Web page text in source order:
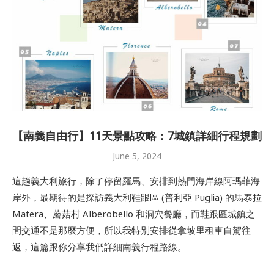
【南義自由行】11天景點攻略：7城鎮詳細行程規劃
June 5, 2024
這趟義大利旅行，除了停留羅馬、安排到熱門海岸線阿瑪菲海
岸外，最期待的是探訪義大利鞋跟區 (普利亞 Puglia) 的馬泰拉
Matera、蘑菇村 Alberobello 和洞穴餐廳，而鞋跟區城鎮之
間交通不是那麼方便，所以我特別安排從拿坡里租車自駕往
返，這篇跟你分享我們詳細南義行程路線。